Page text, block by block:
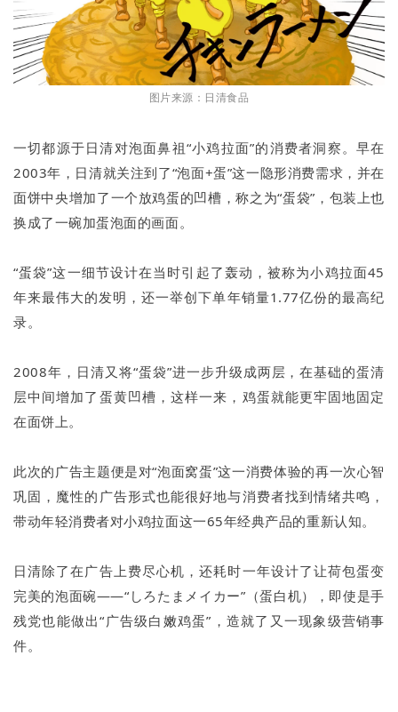
图片来源：日清食品
一切都源于日清对泡面鼻祖“小鸡拉面”的消费者洞察。早在
2003年，日清就关注到了“泡面+蛋”这一隐形消费需求，并在
面饼中央增加了一个放鸡蛋的凹槽，称之为“蛋袋”，包装上也
换成了一碗加蛋泡面的画面。
“蛋袋”这一细节设计在当时引起了轰动，被称为小鸡拉面45
年来最伟大的发明，还一举创下单年销量1.77亿份的最高纪
录。
2008年，日清又将“蛋袋”进一步升级成两层，在基础的蛋清
层中间增加了蛋黄凹槽，这样一来，鸡蛋就能更牢固地固定
在面饼上。
此次的广告主题便是对“泡面窝蛋”这一消费体验的再一次心智
巩固，魔性的广告形式也能很好地与消费者找到情绪共鸣，
带动年轻消费者对小鸡拉面这一65年经典产品的重新认知。
日清除了在广告上费尽心机，还耗时一年设计了让荷包蛋变
完美的泡面碗——“しろたまメイカー”（蛋白机），即使是手
残党也能做出“广告级白嫩鸡蛋”，造就了又一现象级营销事
件。